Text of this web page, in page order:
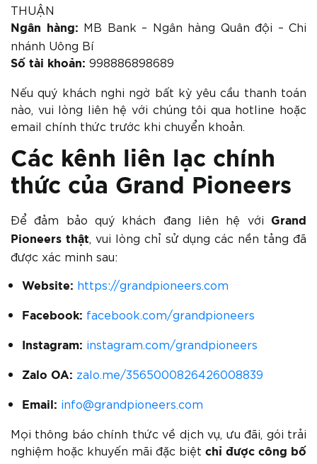
THUẬN
Ngân hàng: MB Bank – Ngân hàng Quân đội – Chi
nhánh Uông Bí
Số tài khoản: 998886898689
Nếu quý khách nghi ngờ bất kỳ yêu cầu thanh toán
nào, vui lòng liên hệ với chúng tôi qua hotline hoặc
email chính thức trước khi chuyển khoản.
Các kênh liên lạc chính
thức của Grand Pioneers
Để đảm bảo quý khách đang liên hệ với
Grand
Pioneers thật, vui lòng chỉ sử dụng các nền tảng đã
được xác minh sau:
Website: https://grandpioneers.com
Facebook: facebook.com/grandpioneers
Instagram: instagram.com/grandpioneers
Zalo OA: zalo.me/3565000826426008839
Email: info@grandpioneers.com
Mọi thông báo chính thức về dịch vụ, ưu đãi, gói trải
nghiệm hoặc khuyến mãi đặc biệt chỉ được công bố